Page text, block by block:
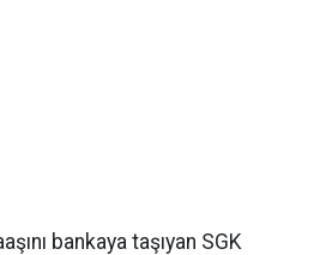
bankaya taşıyan SGK